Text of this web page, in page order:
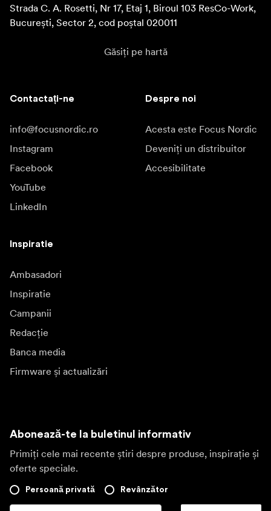
Strada C. A. Rosetti, Nr 17, Etaj 1, Biroul 103 ResCo-Work,
București, Sector 2, cod poștal 020011
Găsiți pe hartă
Contactați-ne
info@focusnordic.ro
Instagram
Facebook
YouTube
LinkedIn
Despre noi
Acesta este Focus Nordic
Deveniți un distribuitor
Accesibilitate
Inspiratie
Ambasadori
Inspiratie
Campanii
Redacție
Banca media
Firmware și actualizări
Abonează-te la buletinul informativ
Primiți cele mai recente știri despre produse, inspirație și
oferte speciale.
Persoană privată Revânzător